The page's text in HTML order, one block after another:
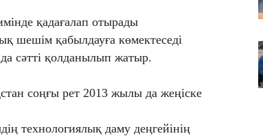
қадағалап отырады
шешім қабылдауға көмектеседі
сәтті қолданылып жатыр.
соңғы рет 2013 жылы да жеңіске
технологиялық даму деңгейінің